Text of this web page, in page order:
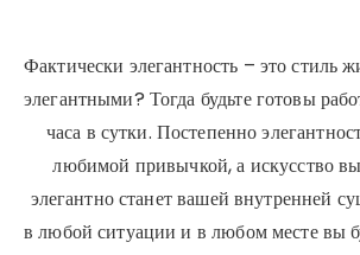
Фактически элегантность – это стиль
элегантными? Тогда будьте готовы
часа в сутки. Постепенно
любимой привычкой, а искусство
элегантно станет вашей внутренней
в любой ситуации и в любом месте вы